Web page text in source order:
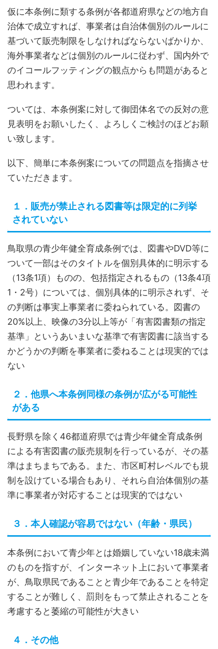
仮に本条例に類する条例が各都道府県などの地方自
治体で成立すれば、事業者は自治体個別のルールに
基づいて販売制限をしなければならないばかりか、
海外事業者などは個別のルールに従わず、国内外で
のイコールフッティングの観点からも問題があると
思われます。
ついては、本条例案に対して御団体名での反対の意
見表明をお願いしたく、よろしくご検討のほどお願
い致します。
以下、簡単に本条例案についての問題点を指摘させ
ていただきます。
１．販売が禁止される図書等は限定的に列挙
されていない
鳥取県の青少年健全育成条例では、図書やDVD等に
ついて一部はそのタイトルを個別具体的に明示する
（13条1項）ものの、包括指定されるもの（13条4項
1・2号）については、個別具体的に明示されず、そ
の判断は事実上事業者に委ねられている。図書の
20%以上、映像の3分以上等が「有害図書類の指定
基準」というあいまいな基準で有害図書に該当する
かどうかの判断を事業者に委ねることは現実的では
ない
２．他県へ本条例同様の条例が広がる可能性
がある
長野県を除く46都道府県では青少年健全育成条例
による有害図書の販売規制を行っているが、その基
準はまちまちである。また、市区町村レベルでも規
制を設けている場合もあり、それら自治体個別の基
準に事業者が対応することは現実的ではない
３．本人確認が容易ではない（年齢・県民）
本条例において青少年とは婚姻していない18歳未満
のものを指すが、インターネット上において事業者
が、鳥取県民であることと青少年であることを特定
することが難しく、罰則をもって禁止されることを
考慮すると萎縮の可能性が大きい
４．その他